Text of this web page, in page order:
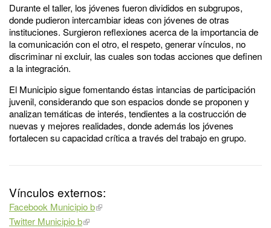
Durante el taller, los jóvenes fueron divididos en subgrupos,
donde pudieron intercambiar ideas con jóvenes de otras
instituciones. Surgieron reflexiones acerca de la importancia de
la comunicación con el otro, el respeto, generar vínculos, no
discriminar ni excluir, las cuales son todas acciones que definen
a la integración.
El Municipio sigue fomentando éstas intancias de participación
juvenil, considerando que son espacios donde se proponen y
analizan temáticas de interés, tendientes a la costrucción de
nuevas y mejores realidades, donde además los jóvenes
fortalecen su capacidad crítica a través del trabajo en grupo.
Vínculos externos:
Facebook Municipio b
Twitter Municipio b